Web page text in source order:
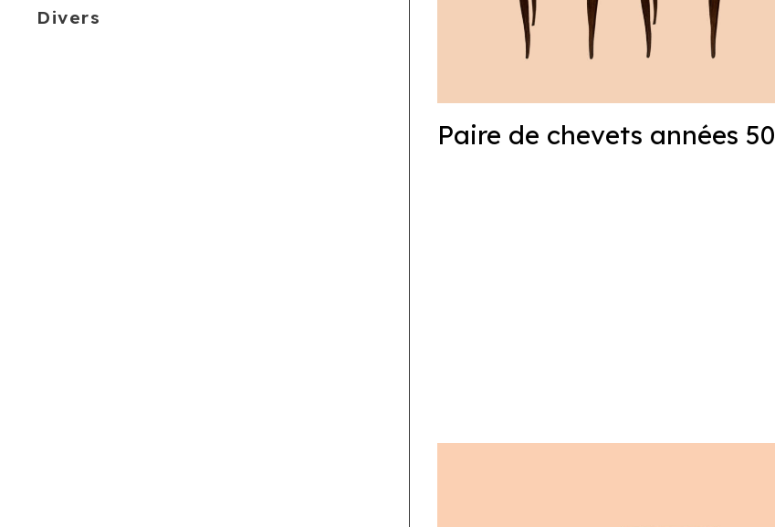
Divers
Paire de chevets années 50